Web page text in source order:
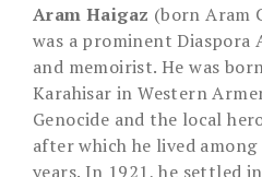
Aram Haigaz (born Aram
was a prominent
and memoirist. He was
Karahisar in Western
Genocide and the local
after which he lived
years. In 1921, he settled